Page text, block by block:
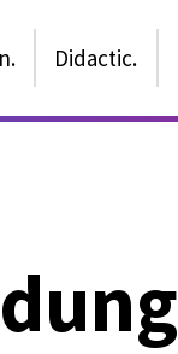
Didactic.